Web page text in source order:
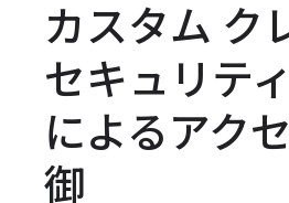
カスタム ク
セキュリテ
によるアク
御